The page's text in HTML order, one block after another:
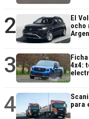
2
El
ocho
3
4x4:
4
para